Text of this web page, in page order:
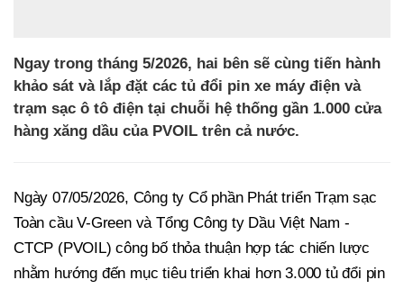
Ngay trong tháng 5/2026, hai bên sẽ cùng tiến hành
khảo sát và lắp đặt các tủ đổi pin xe máy điện và
trạm sạc ô tô điện tại chuỗi hệ thống gần 1.000 cửa
hàng xăng dầu của PVOIL trên cả nước.
Ngày 07/05/2026, Công ty Cổ phần Phát triển Trạm sạc
Toàn cầu V-Green và Tổng Công ty Dầu Việt Nam -
CTCP (PVOIL) công bố thỏa thuận hợp tác chiến lược
nhằm hướng đến mục tiêu triển khai hơn 3.000 tủ đổi pin